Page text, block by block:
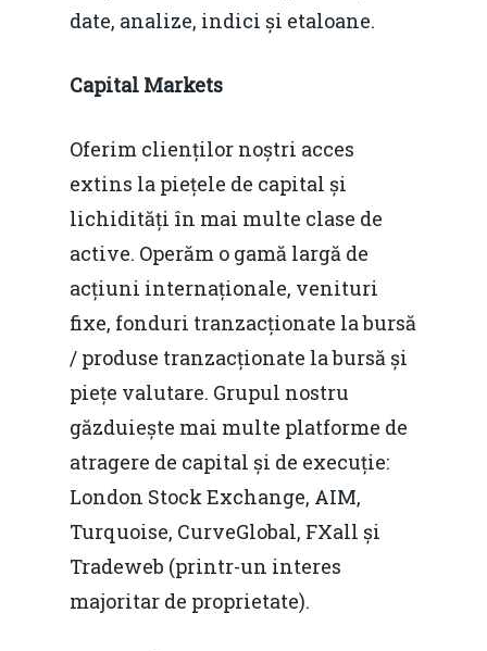
date, analize, indici și etaloane.
Capital Markets
Oferim clienților noștri acces
extins la piețele de capital și
lichidități în mai multe clase de
active. Operăm o gamă largă de
acțiuni internaționale, venituri
fixe, fonduri tranzacționate la bursă
/ produse tranzacționate la bursă și
piețe valutare. Grupul nostru
găzduiește mai multe platforme de
atragere de capital și de execuție:
London Stock Exchange, AIM,
Turquoise, CurveGlobal, FXall și
Tradeweb (printr-un interes
majoritar de proprietate).
Home
Noutăți
Despre
Evenimente
Foto
Modelul economic
Video